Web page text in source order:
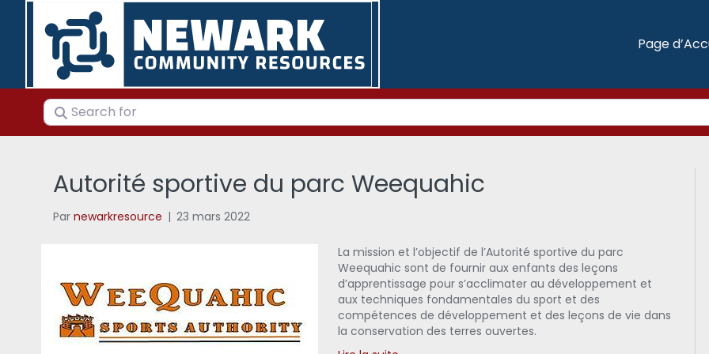
Page
Search for
Autorité sportive du parc Weequahic
Parnewarkresource | 23 mars 2022
La mission et l’objectif de l’Autorité sportive du parc
Weequahic sont de fournir aux enfants des leçons
d’apprentissage pour s’acclimater au développement et
aux techniques fondamentales du sport et des
compétences de développement et des leçons de vie dans
la conservation des terres ouvertes.